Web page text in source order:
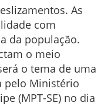
As
com
da população.
o meio
o tema de uma
pelo Ministério
(MPT-SE) no dia